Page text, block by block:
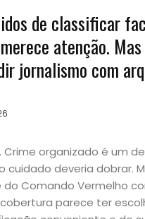
de classificar
atenção.
jornalismo com
organizado é um
cuidado deveria dobrar.
do Comando Vermelho
parece ter